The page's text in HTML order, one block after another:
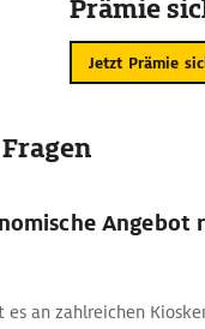
Prämie
Jetzt Prämie
Angebot
an zahlreichen